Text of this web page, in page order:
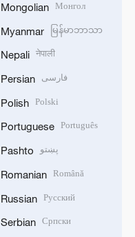
Mongolian Монгол
Myanmar မြန်မာဘာသာ
Nepali नेपाली
Persian فارسی
Polish Polski
Portuguese Português
Pashto پښتو
Romanian Română
Russian Русский
Serbian Српски